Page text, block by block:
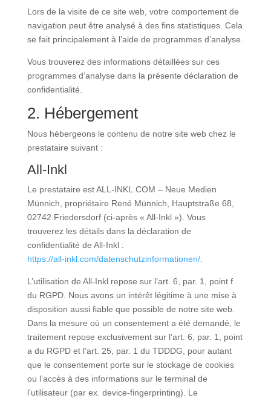
Lors de la visite de ce site web, votre comportement de
navigation peut être analysé à des fins statistiques. Cela
se fait principalement à l’aide de programmes d’analyse.
Vous trouverez des informations détaillées sur ces
programmes d’analyse dans la présente déclaration de
confidentialité.
2. Hébergement
Nous hébergeons le contenu de notre site web chez le
prestataire suivant :
All-Inkl
Le prestataire est ALL-INKL.COM – Neue Medien
Münnich, propriétaire René Münnich, Hauptstraße 68,
02742 Friedersdorf (ci-après « All-Inkl »). Vous
trouverez les détails dans la déclaration de
confidentialité de All-Inkl :
https://all-inkl.com/datenschutzinformationen/.
L’utilisation de All-Inkl repose sur l’art. 6, par. 1, point f
du RGPD. Nous avons un intérêt légitime à une mise à
disposition aussi fiable que possible de notre site web.
Dans la mesure où un consentement a été demandé, le
traitement repose exclusivement sur l’art. 6, par. 1, point
a du RGPD et l’art. 25, par. 1 du TDDDG, pour autant
que le consentement porte sur le stockage de cookies
ou l’accès à des informations sur le terminal de
l’utilisateur (par ex. device-fingerprinting). Le